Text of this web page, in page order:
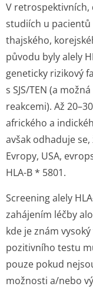
V retrospektivních,
studiích u
thajského,
původu byly alely
geneticky rizikový
s SJS/TEN (a
reakcemi). Až
afrického a
avšak odhaduje
Evropy, USA,
HLA-B * 5801.
Screening alely
zahájením léčby
kde je znám
pozitivního testu
pouze pokud
možnosti a/nebo